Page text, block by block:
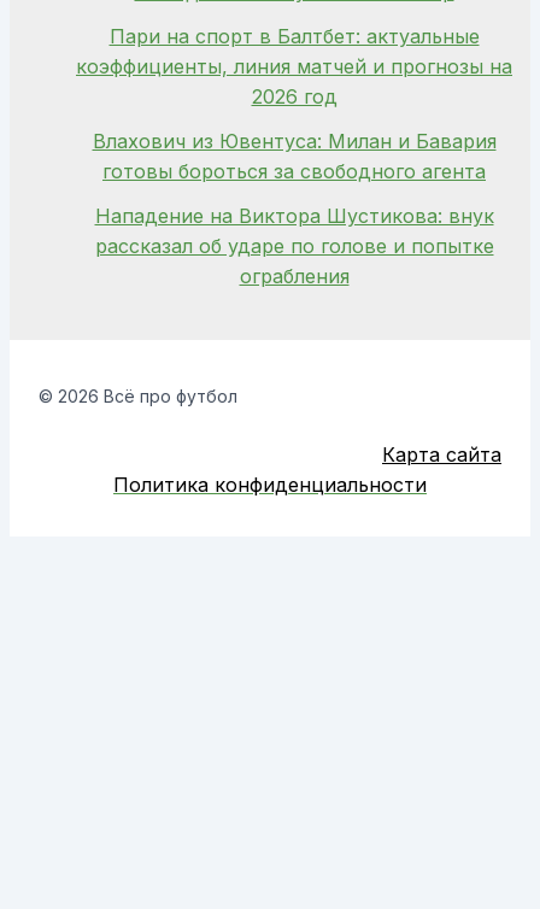
Пари на спорт в Балтбет: актуальные
коэффициенты, линия матчей и прогнозы на
2026 год
Влахович из Ювентуса: Милан и Бавария
готовы бороться за свободного агента
Нападение на Виктора Шустикова: внук
рассказал об ударе по голове и попытке
ограбления
© 2026 Всё про футбол
Карта сайта
Политика конфиденциальности